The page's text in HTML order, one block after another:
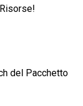
del Pacchetto